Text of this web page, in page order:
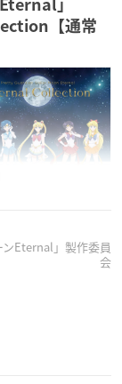
」
【通常
リー（CV:金元
藤利奈）
Eternal」製作委員
会